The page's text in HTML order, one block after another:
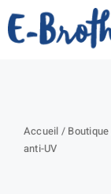
Passer
au
Accueil / Boutique
anti-UV